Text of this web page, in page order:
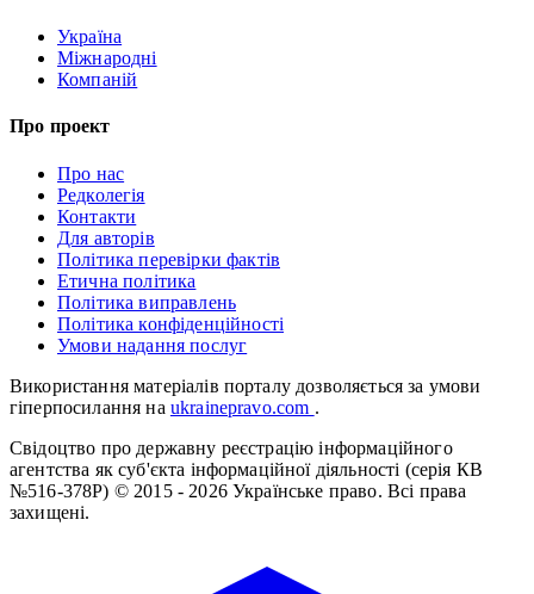
Україна
Міжнародні
Компаній
Про проект
Про нас
Редколегія
Контакти
Для авторів
Політика перевірки фактів
Етична політика
Політика виправлень
Політика конфіденційності
Умови надання послуг
Використання матеріалів порталу дозволяється за умови
гіперпосилання на ukrainepravo.com .
Свідоцтво про державну реєстрацію інформаційного
агентства як суб'єкта інформаційної діяльності (серія КВ
№516-378Р) © 2015 - 2026 Українське право. Всі права
захищені.